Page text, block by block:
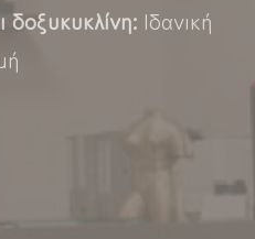
δοξυκυκλίνη: Ιδανική